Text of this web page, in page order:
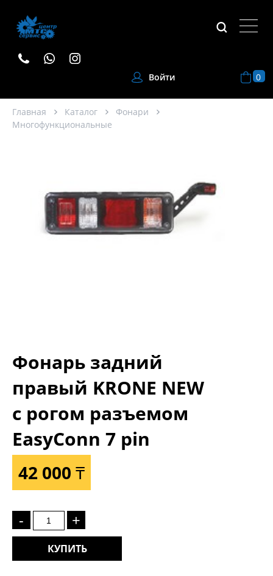
Войти 0
Главная Каталог
Фонари
Многофункциональные
Фонарь задний
правый KRONE NEW
с рогом разъемом
EasyConn 7 pin
42 000 ₸
- +
КУПИТЬ